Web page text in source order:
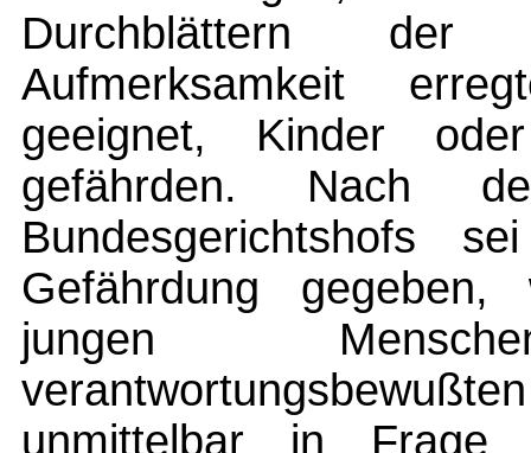
Durchblättern der
Aufmerksamkeit
geeignet, Kinder
gefährden. Nach
Bundesgerichtshofs
Gefährdung
jungen
unmittelbar in